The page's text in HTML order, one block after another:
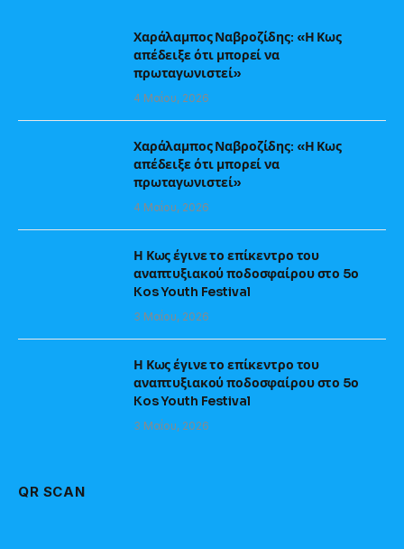
Χαράλαμπος Ναβροζίδης: «Η Κως
απέδειξε ότι μπορεί να
πρωταγωνιστεί»
4 Μαΐου, 2026
Χαράλαμπος Ναβροζίδης: «Η Κως
απέδειξε ότι μπορεί να
πρωταγωνιστεί»
4 Μαΐου, 2026
Η Κως έγινε το επίκεντρο του
αναπτυξιακού ποδοσφαίρου στο 5ο
Kos Youth Festival
3 Μαΐου, 2026
Η Κως έγινε το επίκεντρο του
αναπτυξιακού ποδοσφαίρου στο 5ο
Kos Youth Festival
3 Μαΐου, 2026
QR SCAN